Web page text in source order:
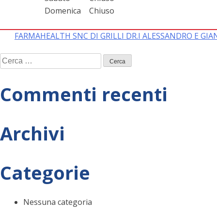
Domenica
Chiuso
Navigazione
articoli
FARMAHEALTH SNC DI GRILLI DR.I ALESSANDRO E
Ricerca
per:
Commenti recenti
Archivi
Categorie
Nessuna categoria